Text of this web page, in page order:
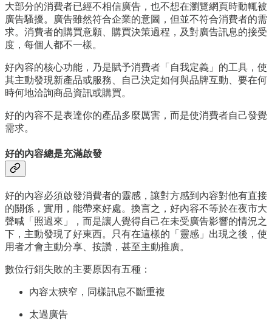
大部分的消費者已經不相信廣告，也不想在瀏覽網頁時動輒被
廣告騷擾。廣告雖然符合企業的意圖，但並不符合消費者的需
求。消費者的購買意願、購買決策過程，及對廣告訊息的接受
度，每個人都不一樣。
好內容的核心功能，乃是賦予消費者「自我定義」的工具，使
其主動發現新產品或服務、自己決定如何與品牌互動、要在何
時何地洽詢商品資訊或購買。
好的內容不是表達你的產品多麼厲害，而是使消費者自己發覺
需求。
好的內容總是充滿啟發
好的內容必須啟發消費者的靈感，讓對方感到內容對他有直接
的關係，實用，能帶來好處。換言之，好內容不等於在夜市大
聲喊「照過來」，而是讓人覺得自己在未受廣告影響的情況之
下，主動發現了好東西。只有在這樣的「靈感」出現之後，使
用者才會主動分享、按讚，甚至主動推廣。
數位行銷失敗的主要原因有五種：
內容太狹窄，同樣訊息不斷重複
太過廣告